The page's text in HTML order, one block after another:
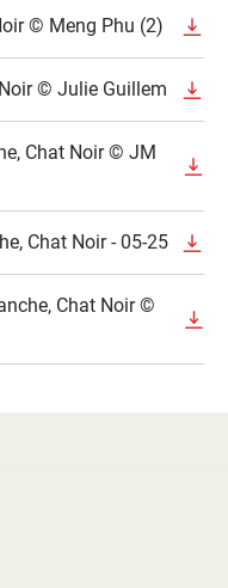
© Meng Phu (2)
© Julie Guillem
Chat Noir © JM
Chat Noir - 05-25
Chat Noir ©